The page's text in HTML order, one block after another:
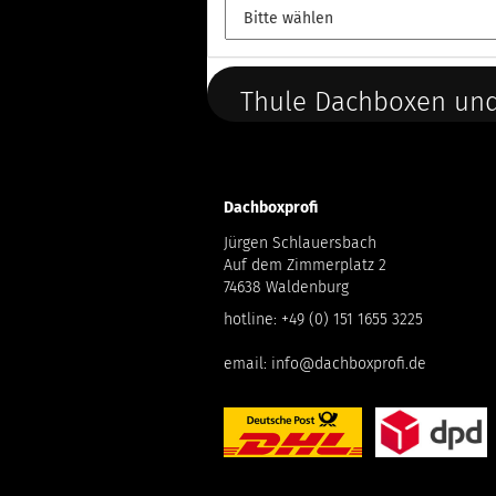
Thule Dachboxen
Dachboxprofi
Jürgen Schlauersbach
Auf dem Zimmerplatz 2
74638 Waldenburg
hotline: +49 (0) 151 1655 3225
email: info@dachboxprofi.de